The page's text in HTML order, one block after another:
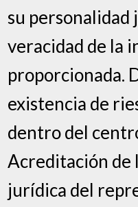
su
veracidad de la
proporcionada.
existencia de
dentro del
Acreditación de
jurídica del